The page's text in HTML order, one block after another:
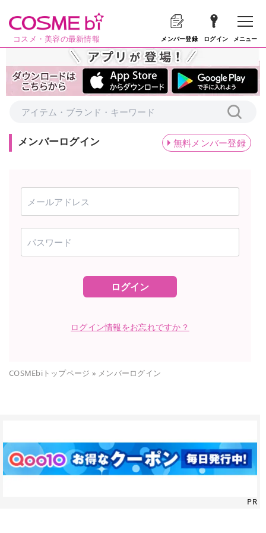
コスメ・美容の最新情報 メンバー登録 ログイン メニュー
メンバーログイン 無料メンバー登録
ログイン
ログイン情報をお忘れですか？
COSMEbiトップページ » メンバーログイン
PR